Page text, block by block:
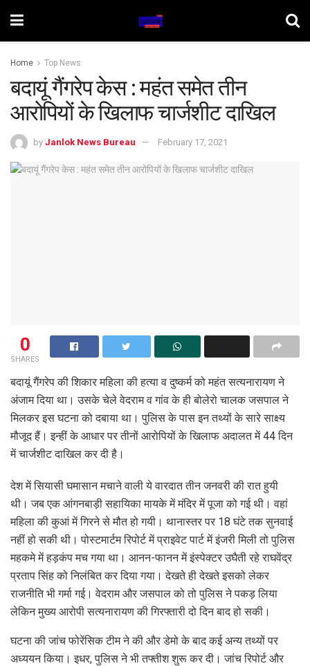
Home Top News
बदायूं गैंगरेप केस : महंत समेत तीन
आरोपियों के खिलाफ चार्जशीट दाखिल
by Janlok News Bureau February 17, 2021
0
SHARES
बदायूं गैंगरेप की शिकार महिला की हत्या व दुष्कर्म को महंत सत्यनारायण ने
अंजाम दिया था। उसके चेले वेदराम व गांव के ही बोलेरो चालक जसपाल ने
मिलकर इस घटना को दबाया था। पुलिस के पास इन तथ्यों के सारे साक्ष्य
मौजूद हैं। इन्हीं के आधार पर तीनों आरोपियों के खिलाफ अदालत में 44 दिन
में चार्जशीट दाखिल कर दी है।
देश में सियासी घमासान मचाने वाली ये वारदात तीन जनवरी की रात हुयी
थी। जब एक आंगनबाड़ी सहायिका मायके में मंदिर में पूजा को गई थी। वहां
महिला की कुआं में गिरने से मौत हो गयी। थानास्तर पर 18 घंटे तक सुनवाई
नहीं हो सकी थी। पोस्टमार्टम रिपोर्ट में प्राइवेट पार्ट में इंजरी मिली तो पुलिस
महकमे में हड़कंप मच गया था। आनन-फानन में इंस्पेक्टर उघैती रहे राघवेंद्र
प्रताप सिंह को निलंबित कर दिया गया। देखते ही देखते इसको लेकर
राजनीति भी गर्मा गई। वेदराम और जसपाल को तो पुलिस ने पकड़ लिया
लेकिन मुख्य आरोपी सत्यनारायण की गिरफ्तारी दो दिन बाद हो सकी।
घटना की जांच फोरेंसिक टीम ने की और डेमो के बाद कई अन्य तथ्यों पर
अध्ययन किया। इधर, पुलिस ने भी तफ्तीश शुरू कर दी। जांच रिपोर्ट और